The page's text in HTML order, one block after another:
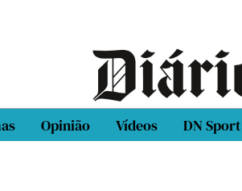
Opinião Vídeos DN Sport